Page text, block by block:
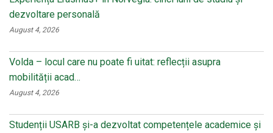
dezvoltare personală
August 4, 2026
Volda – locul care nu poate fi uitat: reflecții asupra
mobilității acad…
August 4, 2026
Studenții USARB și-a dezvoltat competențele academice și